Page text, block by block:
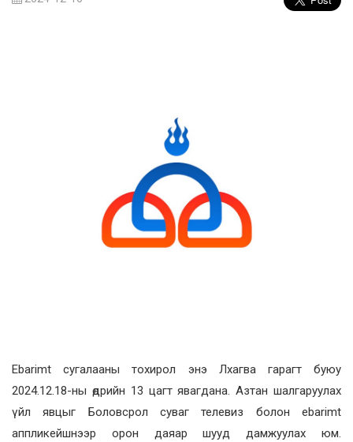
Ebarimt сугалааны тохирол энэ Лхагва гарагт буюу
2024.12.18-ны өдрийн 13 цагт явагдана. Азтан шалгаруулах
үйл явцыг Боловсрол суваг телевиз болон ebarimt
аппликейшнээр орон даяар шууд дамжуулах юм.